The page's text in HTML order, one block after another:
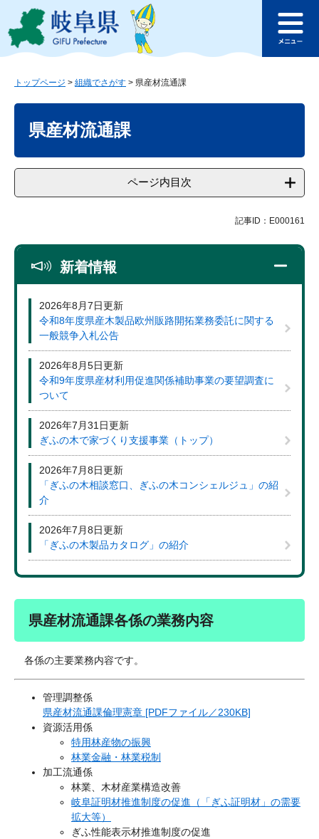
ジ
ュ
このページの本文へ
ュ
トップページ > 組織でさがす > 県産材流通課
県産材流通課
ページ内目次
記事ID：E000161
新着情報
2026年8月7日更新
令和8年度県産木製品欧州販路開拓業務委託に関する
一般競争入札公告
2026年8月5日更新
令和9年度県産材利用促進関係補助事業の要望調査に
ついて
2026年7月31日更新
ぎふの木で家づくり支援事業（トップ）
2026年7月8日更新
「ぎふの木相談窓口、ぎふの木コンシェルジュ」の紹
介
2026年7月8日更新
「ぎふの木製品カタログ」の紹介
県産材流通課各係の業務内容
各係の主要業務内容です。
管理調整係
県産材流通課倫理憲章 [PDFファイル／230KB]
資源活用係
特用林産物の振興
林業金融・林業税制
加工流通係
林業、木材産業構造改善
岐阜証明材推進制度の促進（「ぎふ証明材」の需要
拡大等）
ぎふ性能表示材推進制度の促進